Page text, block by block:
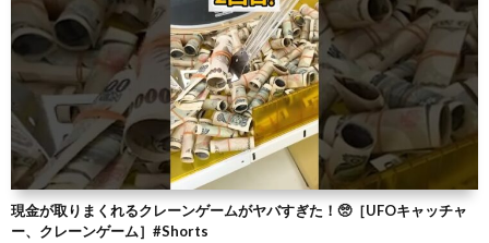
現金が取りまくれるクレーンゲームがヤバすぎた！🥺［UFOキャッチャ
ー、クレーンゲーム］#Shorts